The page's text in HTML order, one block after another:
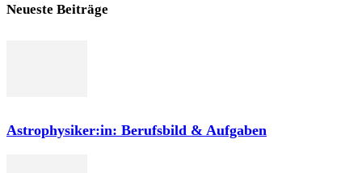
Neueste Beiträge
Astrophysiker:in: Berufsbild & Aufgaben